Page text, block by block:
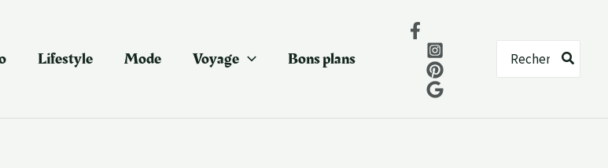
Lifestyle Mode Voyage Bons plans Rechercher: